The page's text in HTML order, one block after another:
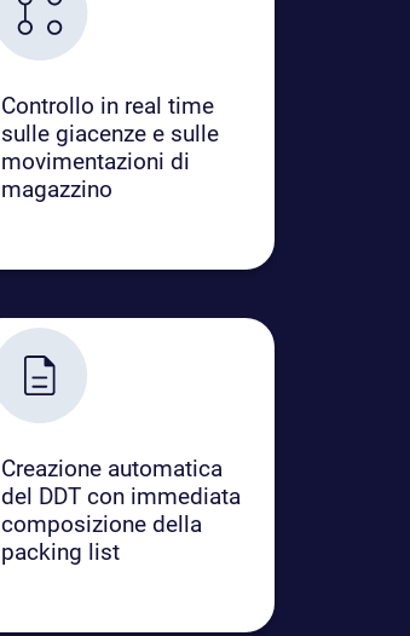
Controllo in real time
sulle giacenze e sulle
movimentazioni di
magazzino
Creazione automatica
del DDT con immediata
composizione della
packing list